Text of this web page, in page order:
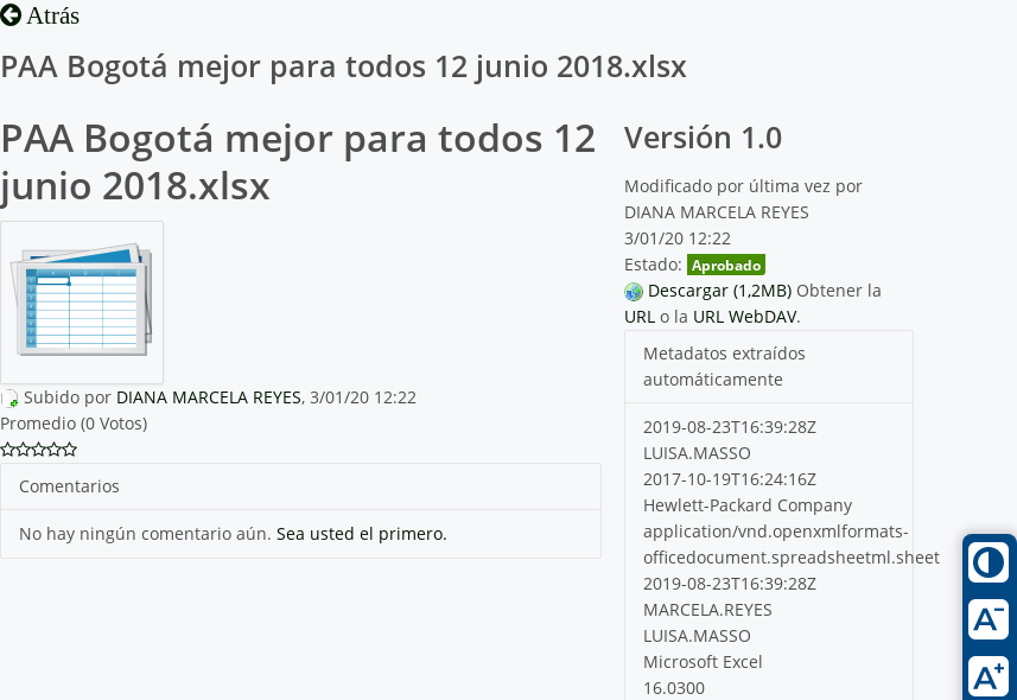
Atrás
PAA Bogotá mejor para todos 12 junio 2018.xlsx
PAA Bogotá mejor para todos 12
junio 2018.xlsx
Subido por DIANA MARCELA REYES, 3/01/20 12:22
Promedio (0 Votos)
Comentarios
No hay ningún comentario aún. Sea usted el primero.
Versión 1.0
Modificado por última vez por
DIANA MARCELA REYES
3/01/20 12:22
Estado: Aprobado
Descargar (1,2MB) Obtener la
URL o la URL WebDAV.
Metadatos extraídos
automáticamente
2019-08-23T16:39:28Z
LUISA.MASSO
2017-10-19T16:24:16Z
Hewlett-Packard Company
application/vnd.openxmlformats-
officedocument.spreadsheetml.sheet
2019-08-23T16:39:28Z
MARCELA.REYES
LUISA.MASSO
Microsoft Excel
16.0300